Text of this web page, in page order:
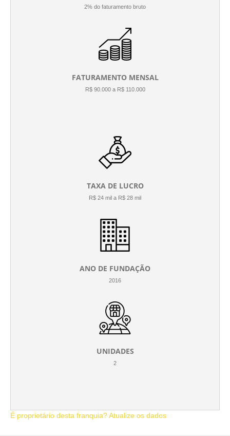
2% do faturamento bruto
FATURAMENTO MENSAL
R$ 90.000 a R$ 110.000
TAXA DE LUCRO
R$ 24 mil a R$ 28 mil
ANO DE FUNDAÇÃO
2016
UNIDADES
2
É proprietário desta franquia? Atualize os dados